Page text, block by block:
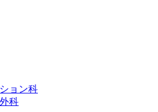
ョン科
科